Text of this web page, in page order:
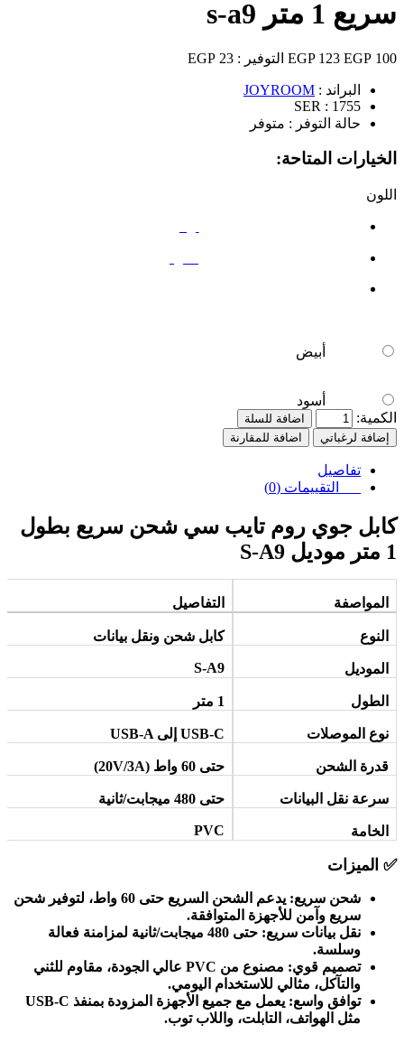
سريع 1 متر s-a9
100 EGP
123 EGP التوفير : 23 EGP
البراند : JOYROOM
SER : 1755
حالة التوفر : متوفر
الخيارات المتاحة:
اللون
أبيض
أسود
الكمية:
اضافة للسلة
إضافة لرغباتي
اضافة للمقارنة
تفاصيل
التقييمات (0)
كابل جوي روم تايب سي شحن سريع بطول
1 متر موديل S-A9
المواصفة التفاصيل
النوع كابل شحن ونقل بيانات
الموديل S-A9
الطول 1 متر
نوع الموصلات USB-A إلى USB-C
قدرة الشحن حتى 60 واط (20V/3A)
سرعة نقل البيانات حتى 480 ميجابت/ثانية
الخامة PVC
✅ الميزات
شحن سريع:
يدعم الشحن السريع حتى 60 واط، لتوفير شحن
سريع وآمن للأجهزة المتوافقة.
نقل بيانات سريع:
حتى 480 ميجابت/ثانية لمزامنة فعالة
وسلسة.
تصميم قوي: مصنوع من
عالي الجودة، مقاوم للثني
والتآكل، مثالي للاستخدام اليومي.
توافق واسع: يعمل مع جميع الأجهزة المزودة بمنفذ
مثل الهواتف، التابلت، واللاب توب.